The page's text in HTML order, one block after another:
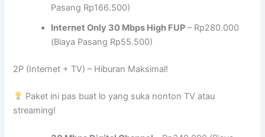
Pasang Rp166.500)
Internet Only 30 Mbps High FUP – Rp280.000
(Biaya Pasang Rp55.500)
2P (Internet + TV) – Hiburan Maksimal!
Paket ini pas buat lo yang suka nonton TV atau
streaming!